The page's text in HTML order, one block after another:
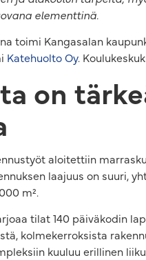
elementtinä.
toimi Kangasalan
Katehuolto Oy.
on
aloitettiin
laajuus on suuri,
m².
tilat 140 päiväkodin
kolmekerroksista
kuuluu erillinen